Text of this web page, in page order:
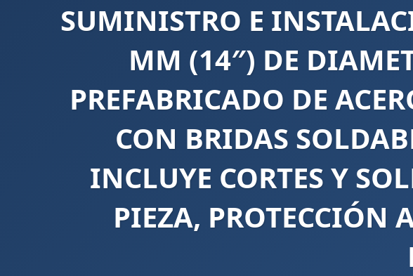
SUMINISTRO E
MM (14″) DE
PREFABRICADO DE
CON BRIDAS
INCLUYE CORTES Y
PIEZA, PROTECCIÓN